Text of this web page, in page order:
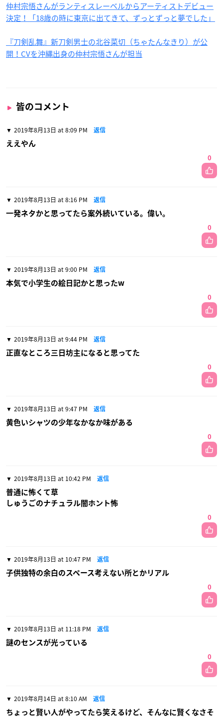
仲村宗悟さんがランティスレーベルからアーティストデビュー
決定！「18歳の時に東京に出てきて、ずっとずっと夢でした」
『刀剣乱舞』新刀剣男士の北谷菜切（ちゃたんなきり）が公
開！CVを沖縄出身の仲村宗悟さんが担当
皆のコメント
2019年8月13日 at 8:09 PM 返信
ええやん
0
2019年8月13日 at 8:16 PM 返信
一発ネタかと思ってたら案外続いている。偉い。
0
2019年8月13日 at 9:00 PM 返信
本気で小学生の絵日記かと思った‪‪w
0
2019年8月13日 at 9:44 PM 返信
正直なところ三日坊主になると思ってた
0
2019年8月13日 at 9:47 PM 返信
黄色いシャツの少年なかなか味がある
0
2019年8月13日 at 10:42 PM 返信
普通に怖くて草
しゅうごのナチュラル闇ホント怖
0
2019年8月13日 at 10:47 PM 返信
子供独特の余白のスペース考えない所とかリアル
0
2019年8月13日 at 11:18 PM 返信
謎のセンスが光っている
0
2019年8月14日 at 8:10 AM 返信
ちょっと賢い人がやってたら笑えるけど、そんなに賢くなさそ